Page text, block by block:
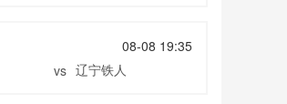
08-08 19:35
vs 辽宁铁人